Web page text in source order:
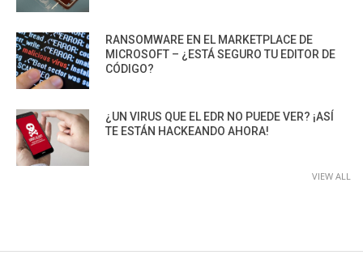
RANSOMWARE EN EL MARKETPLACE DE
MICROSOFT – ¿ESTÁ SEGURO TU EDITOR DE
CÓDIGO?
¿UN VIRUS QUE EL EDR NO PUEDE VER? ¡ASÍ
TE ESTÁN HACKEANDO AHORA!
VIEW ALL